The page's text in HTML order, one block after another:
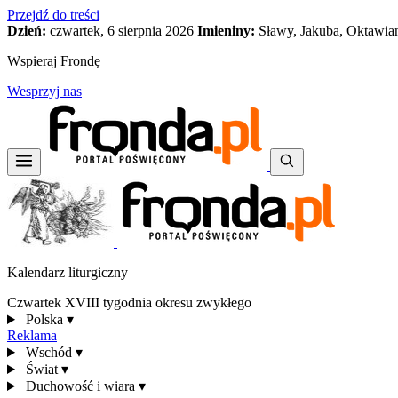
Przejdź do treści
Dzień: czwartek, 6 sierpnia 2026 Imieniny: Sławy, Jakuba,
Wspieraj Frondę
Wesprzyj nas
Kalendarz liturgiczny
Czwartek XVIII tygodnia okresu zwykłego
Polska ▾
Reklama
Wschód ▾
Świat ▾
Duchowość i wiara ▾